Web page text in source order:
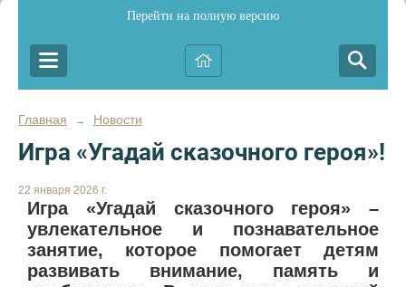
Перейти на полную версию
Главная → Новости
Игра «Угадай сказочного героя»!
22 января 2026 г.
Игра «Угадай сказочного героя» –
увлекательное и познавательное
занятие, которое помогает детям
развивать внимание, память и